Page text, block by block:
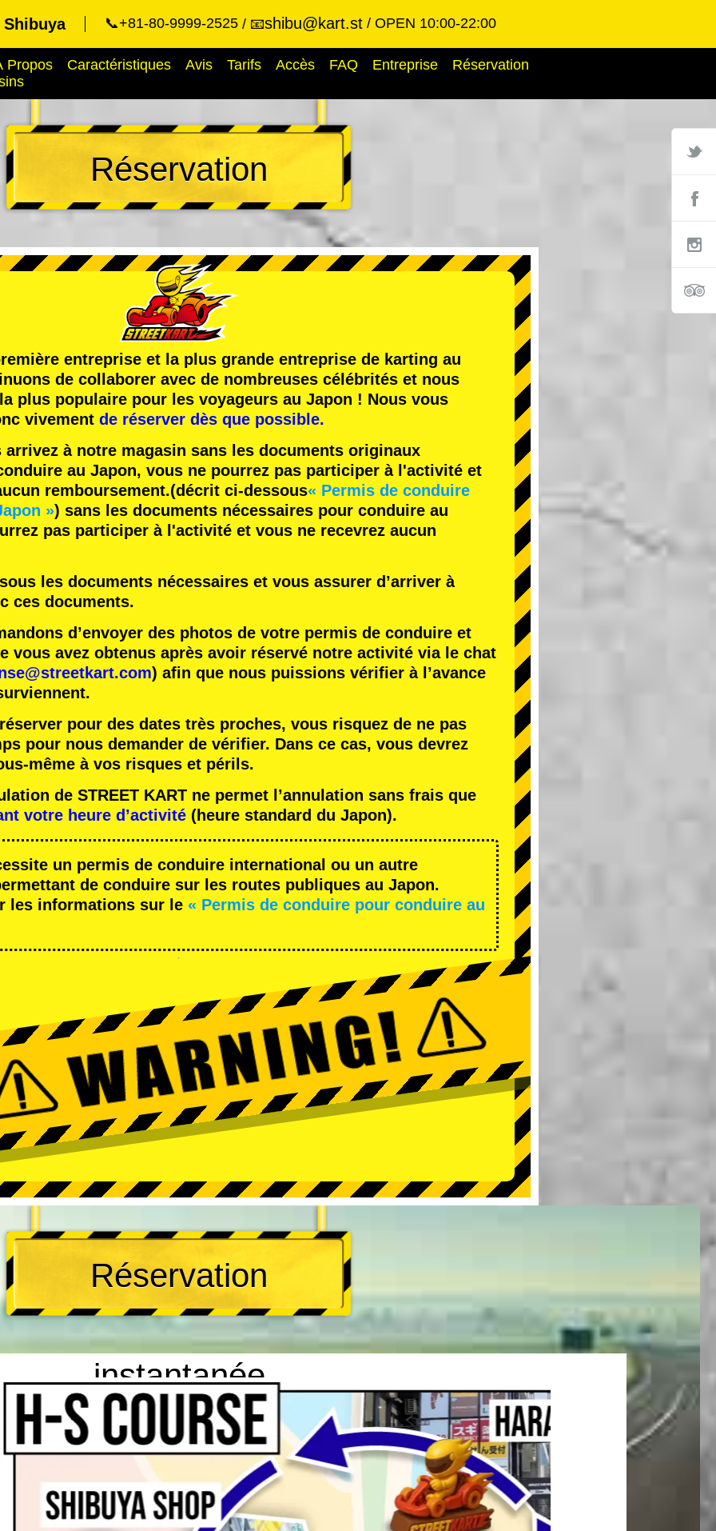
📞+81-80-9999-2525 📧shibu@kart.st OPEN 10:00-22:00
Propos Caractéristiques Avis Tarifs Accès FAQ Entreprise
Réservation
Réservation
entreprise et la plus grande entreprise de karting au
de collaborer avec de nombreuses célébrités et nous
plus populaire pour les voyageurs au Japon ! Nous vous
vivement de réserver dès que possible.
à notre magasin sans les documents originaux
au Japon, vous ne pourrez pas participer à l'activité et
remboursement.(décrit ci-dessous« Permis de conduire
») sans les documents nécessaires pour conduire au
pas participer à l'activité et vous ne recevrez aucun
les documents nécessaires et vous assurer d’arriver à
ces documents.
d’envoyer des photos de votre permis de conduire et
vous avez obtenus après avoir réservé notre activité via le chat
) afin que nous puissions vérifier à l’avance
pour des dates très proches, vous risquez de ne pas
pour nous demander de vérifier. Dans ce cas, vous devrez
même à vos risques et périls.
de STREET KART ne permet l’annulation sans frais que
votre heure d’activité (heure standard du Japon).
un permis de conduire international ou un autre
de conduire sur les routes publiques au Japon.
les informations sur le « Permis de conduire pour conduire au
Réservation
instantanée